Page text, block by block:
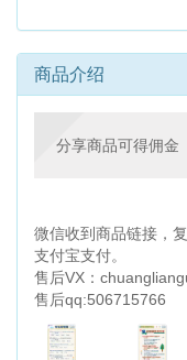
商品介绍
分享商品可得佣金
微信收到商品链接，
支付宝支付。
售后VX：
售后qq:506715766